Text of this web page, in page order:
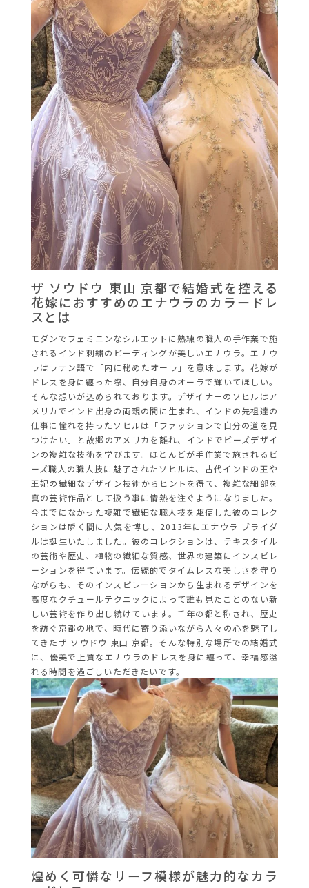
ザ ソウドウ 東山 京都で結婚式を控える
花嫁におすすめのエナウラのカラードレ
スとは
モダンでフェミニンなシルエットに熟練の職人の手作業で施
されるインド刺繍のビーディングが美しいエナウラ。エナウ
ラはラテン語で「内に秘めたオーラ」を意味します。花嫁が
ドレスを身に纏った際、自分自身のオーラで輝いてほしい。
そんな想いが込められております。デザイナーのソヒルはア
メリカでインド出身の両親の間に生まれ、インドの先祖達の
仕事に憧れを持ったソヒルは「ファッションで自分の道を見
つけたい」と故郷のアメリカを離れ、インドでビーズデザイ
ンの複雑な技術を学びます。ほとんどが手作業で施されるビ
ーズ職人の職人技に魅了されたソヒルは、古代インドの王や
王妃の繊細なデザイン技術からヒントを得て、複雑な細部を
真の芸術作品として扱う事に情熱を注ぐようになりました。
今までになかった複雑で繊細な職人技を駆使した彼のコレク
ションは瞬く間に人気を博し、2013年にエナウラ ブライダ
ルは誕生いたしました。彼のコレクションは、テキスタイル
の芸術や歴史、植物の繊細な質感、世界の建築にインスピレ
ーションを得ています。伝統的でタイムレスな美しさを守り
ながらも、そのインスピレーションから生まれるデザインを
高度なクチュールテクニックによって誰も見たことのない新
しい芸術を作り出し続けています。千年の都と称され、歴史
を紡ぐ京都の地で、時代に寄り添いながら人々の心を魅了し
てきたザ ソウドウ 東山 京都。そんな特別な場所での結婚式
に、優美で上質なエナウラのドレスを身に纏って、幸福感溢
れる時間を過ごしいただきたいです。
煌めく可憐なリーフ模様が魅力的なカラ